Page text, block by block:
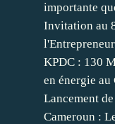
importante
Invitation au
KPDC : 130
en énergie au
Lancement
Cameroun :